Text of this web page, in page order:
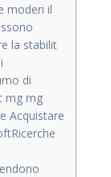
moderi il
la stabilit
di
mg mg
Acquistare